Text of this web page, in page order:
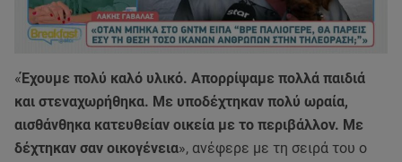
«Έχουμε πολύ καλό υλικό. Απορρίψαμε πολλά παιδιά
και στεναχωρήθηκα. Με υποδέχτηκαν πολύ ωραία,
αισθάνθηκα κατευθείαν οικεία με το περιβάλλον. Με
δέχτηκαν σαν οικογένεια», ανέφερε με τη σειρά του ο